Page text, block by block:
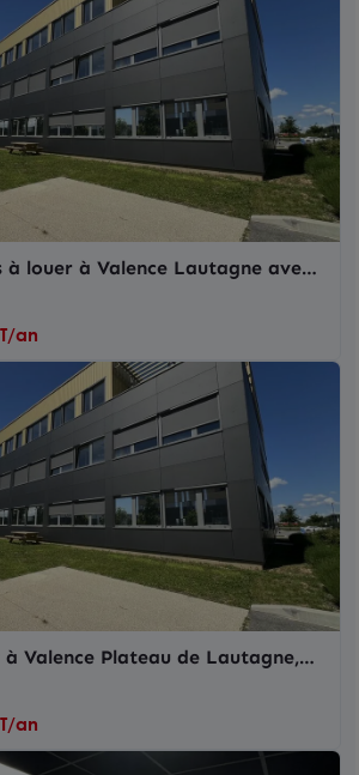
à louer à Valence Lautagne avec
privatives
an
Valence Plateau de Lautagne,
an